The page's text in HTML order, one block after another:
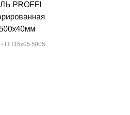
PROFFI
- ПП15х05.5005